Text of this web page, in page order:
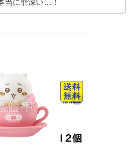
当に罪深い…！